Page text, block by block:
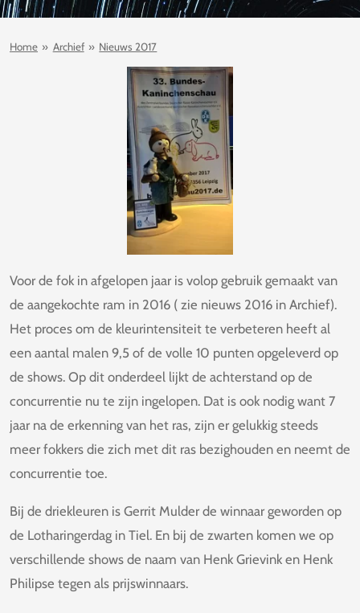
Home » Archief » Nieuws 2017
Voor de fok in afgelopen jaar is volop gebruik gemaakt van
de aangekochte ram in 2016 ( zie nieuws 2016 in Archief).
Het proces om de kleurintensiteit te verbeteren heeft al
een aantal malen 9,5 of de volle 10 punten opgeleverd op
de shows. Op dit onderdeel lijkt de achterstand op de
concurrentie nu te zijn ingelopen. Dat is ook nodig want 7
jaar na de erkenning van het ras, zijn er gelukkig steeds
meer fokkers die zich met dit ras bezighouden en neemt de
concurrentie toe.
Bij de driekleuren is Gerrit Mulder de winnaar geworden op
de Lotharingerdag in Tiel. En bij de zwarten komen we op
verschillende shows de naam van Henk Grievink en Henk
Philipse tegen als prijswinnaars.